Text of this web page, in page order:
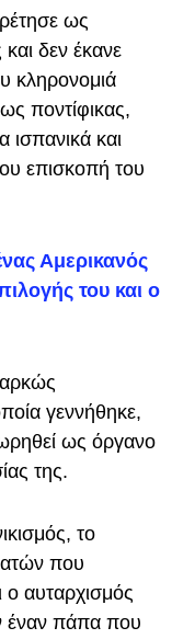
ως
δεν έκανε
κληρονομιά
ποντίφικας,
ισπανικά και
επισκοπή του
Αμερικανός
του και ο
γεννήθηκε,
ως όργανο
της.
το
που
ο αυταρχισμός
έναν πάπα που